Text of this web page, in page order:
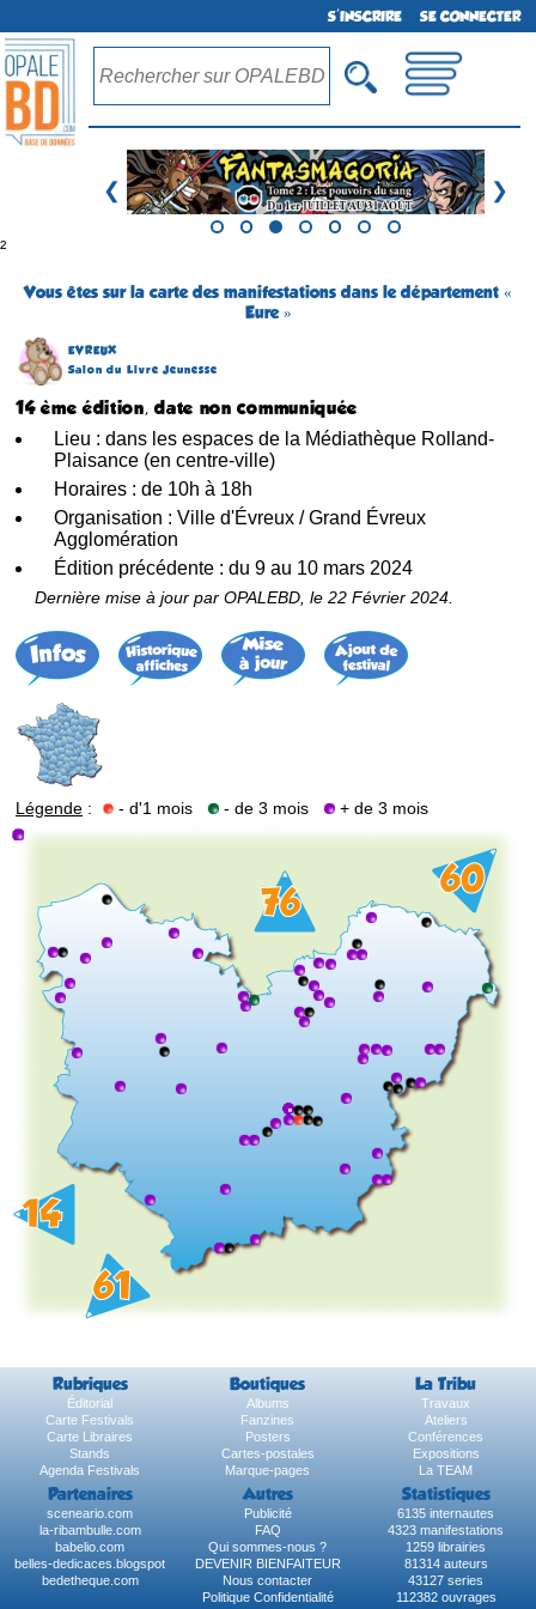
S'INSCRIRE SE CONNECTER
❮ ❯
²
Vous êtes sur la carte des manifestations dans le département «
Eure »
EVREUX
Salon du Livre Jeunesse
14 ème édition, date non communiquée
Lieu : dans les espaces de la Médiathèque Rolland-
Plaisance (en centre-ville)
Horaires : de 10h à 18h
Organisation : Ville d'Évreux / Grand Évreux
Agglomération
Édition précédente : du 9 au 10 mars 2024
Dernière mise à jour par OPALEBD, le 22 Février 2024.
Légende : - d'1 mois - de 3 mois + de 3 mois
Rubriques Boutiques La Tribu
Éditorial Albums
Travaux
Carte Festivals
Fanzines
Ateliers
Carte Libraires
Posters
Conférences
Stands
Cartes-postales
Expositions
Agenda Festivals
Marque-pages La TEAM
Partenaires Autres Statistiques
sceneario.com Publicité
6135 internautes
la-ribambulle.com
FAQ
4323 manifestations
babelio.com
Qui sommes-nous ?
1259 librairies
belles-dedicaces.blogspot
DEVENIR BIENFAITEUR
81314 auteurs
bedetheque.com
Nous contacter
43127 series
Politique Confidentialité
112382 ouvrages